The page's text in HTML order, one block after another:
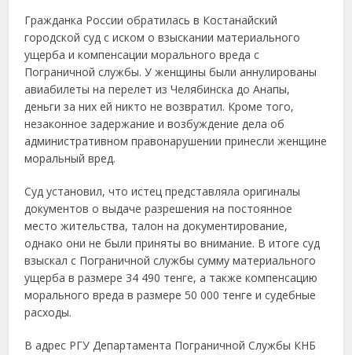
Гражданка России обратилась в Костанайский
городской суд с иском о взыскании материального
ущерба и компенсации морального вреда с
Пограничной службы. У женщины были аннулированы
авиабилеты на перелет из Челябинска до Анапы,
деньги за них ей никто не возвратил. Кроме того,
незаконное задержание и возбуждение дела об
административном правонарушении принесли женщине
моральный вред.
Суд установил, что истец представляла оригиналы
документов о выдаче разрешения на постоянное
место жительства, талон на документирование,
однако они не были приняты во внимание. В итоге суд
взыскал с Пограничной службы сумму материального
ущерба в размере 34 490 тенге, а также компенсацию
морального вреда в размере 50 000 тенге и судебные
расходы.
В адрес РГУ Департамента Пограничной Службы КНБ